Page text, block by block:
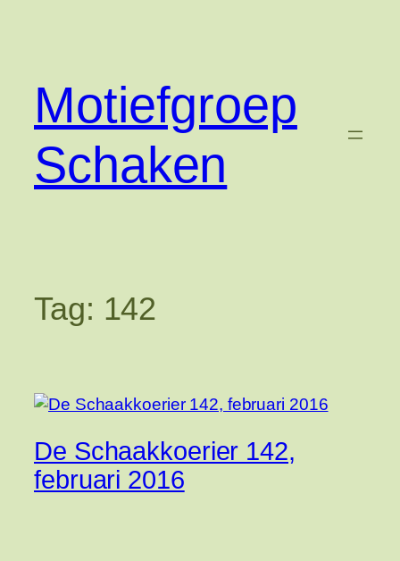
inhoudMotiefgroep
Schaken
Tag: 142
De Schaakkoerier 142,
februari 2016